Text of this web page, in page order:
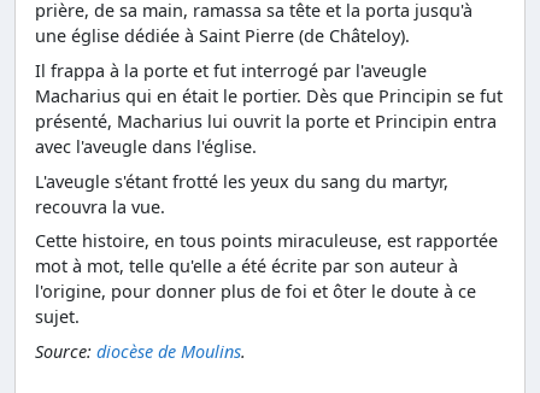
prière, de sa main, ramassa sa tête et la porta jusqu'à
une église dédiée à Saint Pierre (de Châteloy).
Il frappa à la porte et fut interrogé par l'aveugle
Macharius qui en était le portier. Dès que Principin se fut
présenté, Macharius lui ouvrit la porte et Principin entra
avec l'aveugle dans l'église.
L'aveugle s'étant frotté les yeux du sang du martyr,
recouvra la vue.
Cette histoire, en tous points miraculeuse, est rapportée
mot à mot, telle qu'elle a été écrite par son auteur à
l'origine, pour donner plus de foi et ôter le doute à ce
sujet.
Source: diocèse de Moulins.